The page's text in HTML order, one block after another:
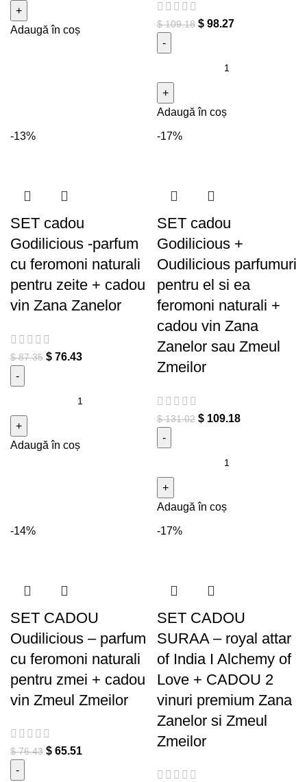
Adaugă în coș $109.18 $ 98.27
Cantitate SET CADOU ADA
parfum + cadou vin Zana
Rosa/ Zana Purpurie/ Zana
Verde
Adaugă în coș
-13%
SET cadou
Godilicious -parfum
cu feromoni naturali
pentru zeite + cadou
vin Zana Zanelor
$87.35 $ 76.43
Cantitate SET cadou
feromoni naturali pentru zeite
+ cadou vin Zana Zanelor
Adaugă în coș
-17%
SET cadou
Godilicious +
Oudilicious parfumuri
pentru el si ea
feromoni naturali +
cadou vin Zana
Zanelor sau Zmeul
Zmeilor
$131.02 $ 109.18
Cantitate SET cadou
parfumuri pentru el si ea
feromoni naturali + cadou vin
Zana Zanelor sau Zmeul
Adaugă în coș
-14%
SET CADOU
Oudilicious – parfum
cu feromoni naturali
pentru zmei + cadou
vin Zmeul Zmeilor
$76.43 $ 65.51
-17%
SET CADOU
SURAA – royal attar
of India I Alchemy of
Love + CADOU 2
vinuri premium Zana
Zanelor si Zmeul
Zmeilor